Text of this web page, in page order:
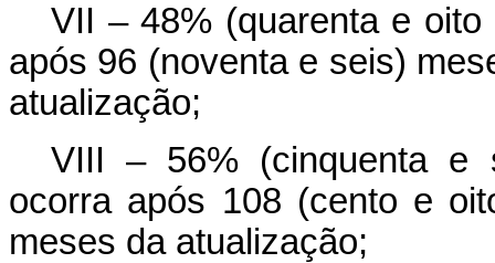
VII – 48% (quarenta e
após 96 (noventa e seis)
atualização;
VIII – 56% (cinquenta e
ocorra após 108 (cento e
meses da atualização;